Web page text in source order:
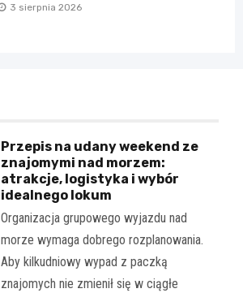
3 sierpnia 2026
Przepis na udany weekend ze
znajomymi nad morzem:
atrakcje, logistyka i wybór
idealnego lokum
Organizacja grupowego wyjazdu nad
morze wymaga dobrego rozplanowania.
Aby kilkudniowy wypad z paczką
znajomych nie zmienił się w ciągłe